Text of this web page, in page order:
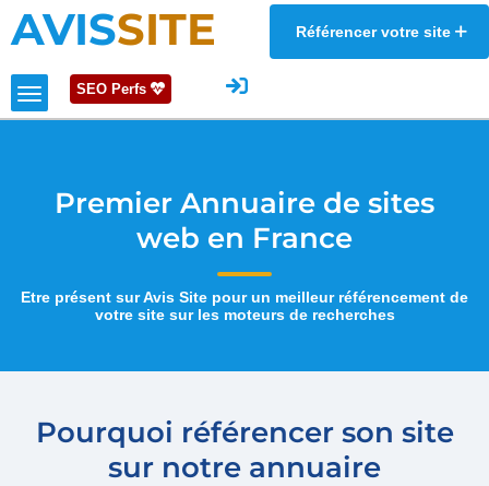
AVISSITE Référencer votre site
SEO Perfs
Premier Annuaire de sites
web en France
Etre présent sur Avis Site pour un meilleur référencement de
votre site sur les moteurs de recherches
Pourquoi référencer son site
sur notre annuaire